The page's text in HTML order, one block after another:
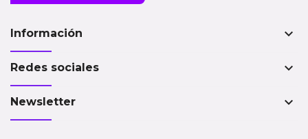
Información keyboard_arrow_down
Redes sociales keyboard_arrow_down
Newsletter keyboard_arrow_down